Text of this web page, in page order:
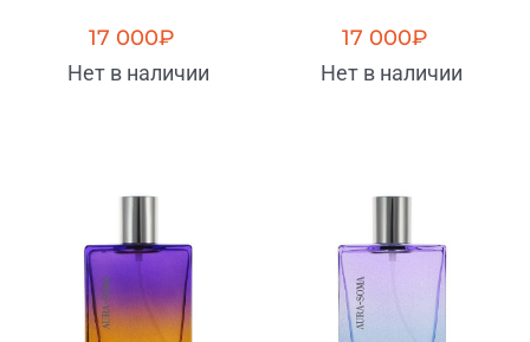
17 000₽
Нет в наличии
17 000₽
Нет в наличии